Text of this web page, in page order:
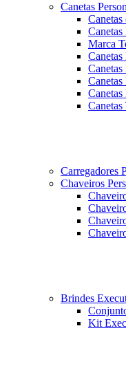
Canetas
Marca
Canetas
Canetas
Carregadores
Chaveiros
Brindes
Kit